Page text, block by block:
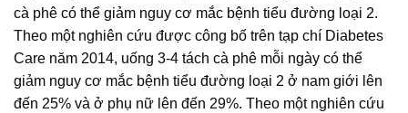
cà phê có thể giảm nguy cơ mắc bệnh tiểu đường loại 2.
Theo một nghiên cứu được công bố trên tạp chí Diabetes
Care năm 2014, uống 3-4 tách cà phê mỗi ngày có thể
giảm nguy cơ mắc bệnh tiểu đường loại 2 ở nam giới lên
đến 25% và ở phụ nữ lên đến 29%. Theo một nghiên cứu